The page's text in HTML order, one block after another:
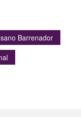
Barrenador